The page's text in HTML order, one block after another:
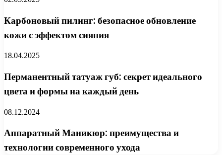
Карбоновый пилинг: безопасное обновление
кожи с эффектом сияния
18.04.2025
Перманентный татуаж губ: секрет идеального
цвета и формы на каждый день
08.12.2024
Аппаратный Маникюр: преимущества и
технологии современного ухода